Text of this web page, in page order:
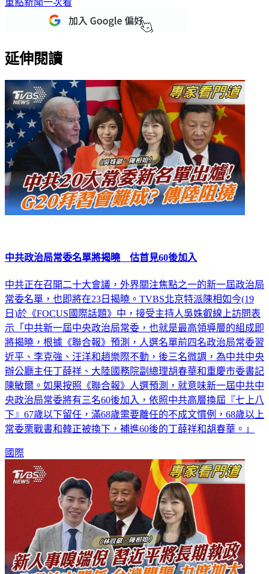
延伸閱讀
中共政治局常委名單將揭曉 估首見60後加入
中共正在召開二十大會議，外界關注焦點之一的新一屆政治局
常委名單，也即將在23日揭曉。TVBS北京特派陳相如今(19
日)於《FOCUS國際話題》中，接受主持人吳姝叡線上訪問表
示「中共新一屆中央政治局常委，也就是最高領導層的組成即
將揭曉，根據《聯合報》預測，人選名單前四名政治局常委習
近平、李克強、汪洋和趙樂際不動，後三名微調，為中共中央
辦公廳主任丁薛祥、大陸國務院副總理胡春華和重慶市委書記
陳敏爾。如果按照《聯合報》人選預測，就意味新一屆中共中
央政治局常委將有三名60後加入，依照中共高層換屆『七上八
下』67歲以下留任，滿68歲需要離任的不成文慣例，68歲以上
常委栗戰書和韓正被換下，補進60後的丁薛祥和胡春華。」
國際